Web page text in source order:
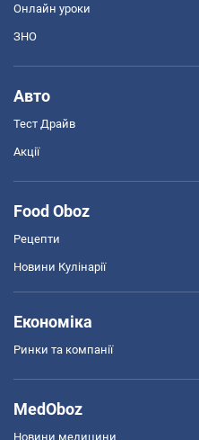
Онлайн уроки
ЗНО
Авто
Тест Драйв
Акції
Food Oboz
Рецепти
Новини Кулінарії
Економіка
Ринки та компанії
MedOboz
Новини медицини